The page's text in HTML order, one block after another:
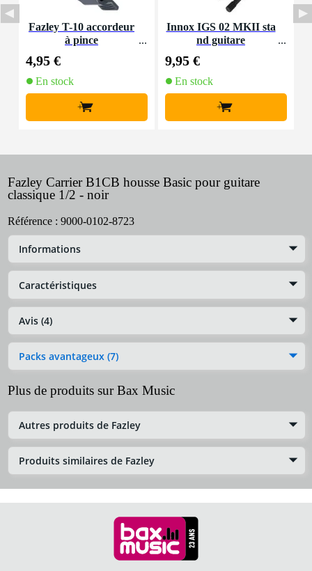
Fazley T-10 accordeur
à pince
4,95 €
En stock
+
Innox IGS 02 MKII sta
nd guitare
9,95 €
En stock
+
Fazley Carrier B1CB housse Basic pour guitare
classique 1/2 - noir
Référence : 9000-0102-8723
Informations
Caractéristiques
Avis (4)
Packs avantageux (7)
Plus de produits sur Bax Music
Autres produits de Fazley
Produits similaires de Fazley